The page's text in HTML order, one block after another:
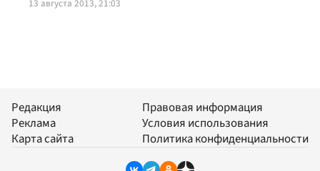
13 августа 2013, 21:03
Редакция
Реклама
Карта сайта
Правовая информация
Условия использования
Политика конфиденциальности